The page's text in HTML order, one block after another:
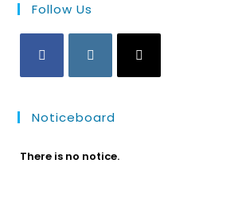
Follow Us
Noticeboard
There is no notice.